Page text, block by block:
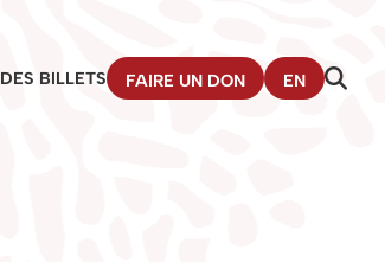
BILLETS FAIRE UN DON EN